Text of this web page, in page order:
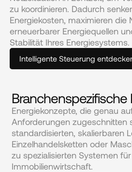
zu koordinieren. Dadurch
Energiekosten, maximieren die
erneuerbarer Energiequellen
Stabilität Ihres Energiesystems.
Intelligente Steuerung
Branchenspezifische
Energiekonzepte, die genau
Anforderungen zugeschnitten
standardisierten, skalierbaren
Einzelhandelsketten oder
zu spezialisierten Systemen
Immobilienwirtschaft.